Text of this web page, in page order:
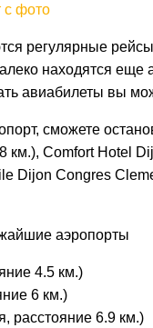
с фото
регулярные
находятся
авиабилеты вы
сможете
км.), Comfort Hotel
Dijon Congres
аэропорты
4.5 км.)
6 км.)
расстояние 6.9 км.)